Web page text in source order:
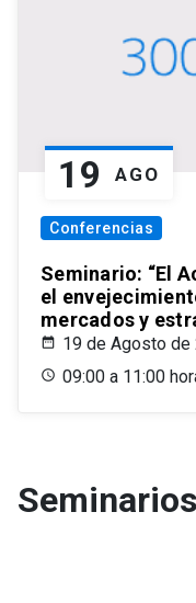
19 AGO
Conferencias
Seminario: “El
el
mercados y
19 de Agosto de
09:00 a 11:00
Seminarios